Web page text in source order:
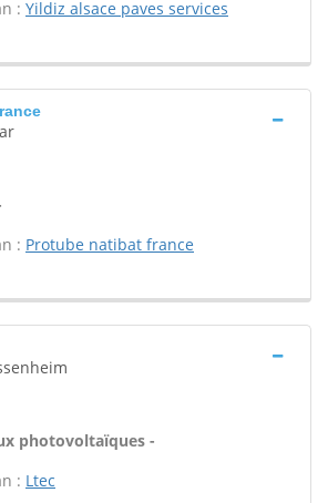
: Yildiz alsace paves services
: Protube natibat france
photovoltaïques -
: Ltec